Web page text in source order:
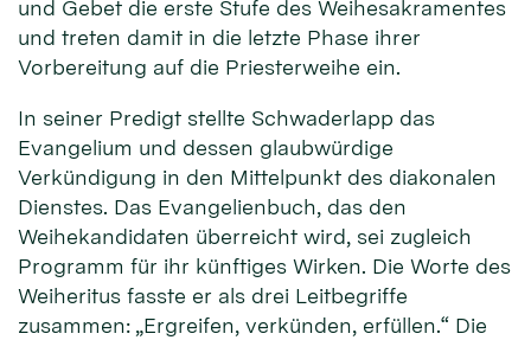
und Gebet die erste Stufe des Weihesakramentes
und treten damit in die letzte Phase ihrer
Vorbereitung auf die Priesterweihe ein.
In seiner Predigt stellte Schwaderlapp das
Evangelium und dessen glaubwürdige
Verkündigung in den Mittelpunkt des diakonalen
Dienstes. Das Evangelienbuch, das den
Weihekandidaten überreicht wird, sei zugleich
Programm für ihr künftiges Wirken. Die Worte des
Weiheritus fasste er als drei Leitbegriffe
zusammen: „Ergreifen, verkünden, erfüllen.“ Die